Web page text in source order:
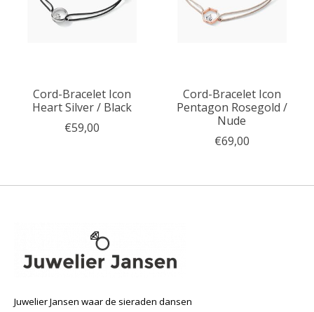
Cord-Bracelet Icon
Heart Silver / Black
€59,00
Cord-Bracelet Icon
Pentagon Rosegold /
Nude
€69,00
Juwelier Jansen waar de sieraden dansen